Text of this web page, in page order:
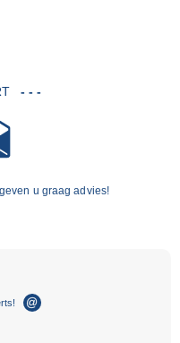
- - -
u graag advies!